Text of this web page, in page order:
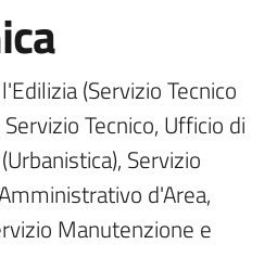
(Servizio Tecnico
Tecnico, Ufficio di
Servizio
d'Area,
Manutenzione e